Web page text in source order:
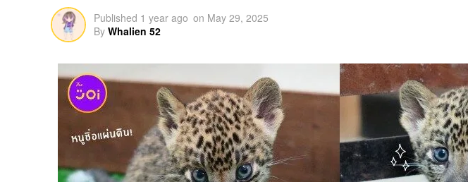
Published 1 year ago on May 29, 2025
By Whalien 52